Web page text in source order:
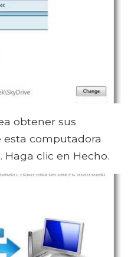
obtener sus
esta computadora
Haga clic en Hecho.